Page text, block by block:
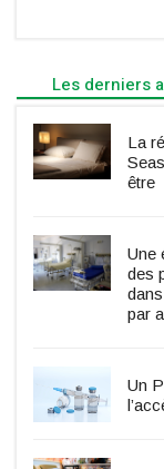
Les derniers
La
être
Une
des
par
Un